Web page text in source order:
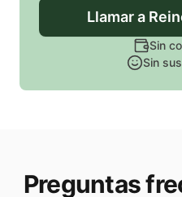
Llamara
Sin
Sin
Preguntas